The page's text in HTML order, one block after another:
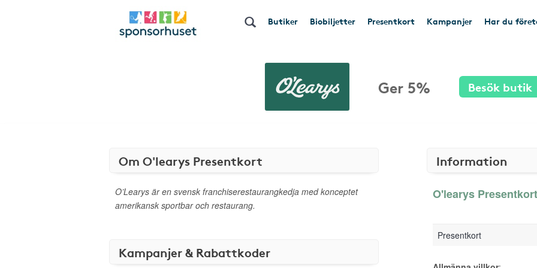
Butiker Biobiljetter Presentkort Kampanjer Har du
Ger 5% Besök butik
Om O'learys Presentkort
O’Learys är en svensk franchiserestaurangkedja med konceptet
amerikansk sportbar och restaurang.
Kampanjer & Rabattkoder
Information
O'learys
Presentkort